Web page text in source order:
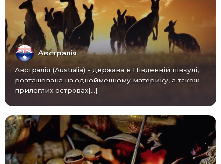
Австралія
Австралія (Australia) - ​​держава в Південній півкулі,
розташована на однойменному материку, а також
прилеглих островах[...]